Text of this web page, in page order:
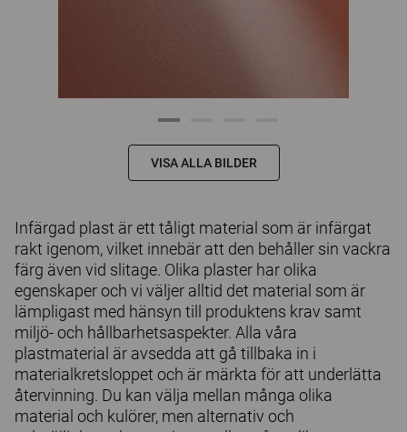
VISA ALLA BILDER
Infärgad plast är ett tåligt material som är infärgat
rakt igenom, vilket innebär att den behåller sin vackra
färg även vid slitage. Olika plaster har olika
egenskaper och vi väljer alltid det material som är
lämpligast med hänsyn till produktens krav samt
miljö- och hållbarhetsaspekter. Alla våra
plastmaterial är avsedda att gå tillbaka in i
materialkretsloppet och är märkta för att underlätta
återvinning. Du kan välja mellan många olika
material och kulörer, men alternativ och